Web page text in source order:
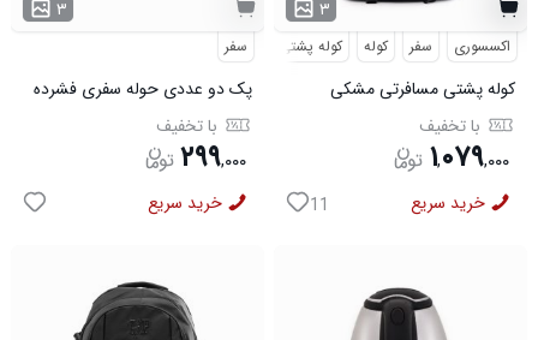
۳
سفر
پک دو عددی حوله سفری فشرده
مدل 50673 با تخفیف
۲۹۹,۰۰۰
خرید سریع
۳
اکسسوری سفر کوله کوله پشتی مسافرتی
کوله پشتی مسافرتی مشکی
Buffalo مدل 50690با تخفیف
۱,۰۷۹,۰۰۰
خرید سریع 11